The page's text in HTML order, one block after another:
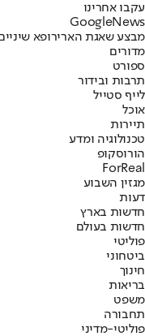
עקבו אחרינו
Googl eNews
מבצע שאגת הארירופא
מדורים
ספורט
תרבות ובידור
לייף סטייל
אוכל
תיירות
טכנולוגיה ומדע
הורוסקופ
ForReal
מגזין השבוע
דעות
חדשות בארץ
חדשות בעולם
פוליטי
ביטחוני
חינוך
בריאות
משפט
תחבורה
פוליטי-מדיני